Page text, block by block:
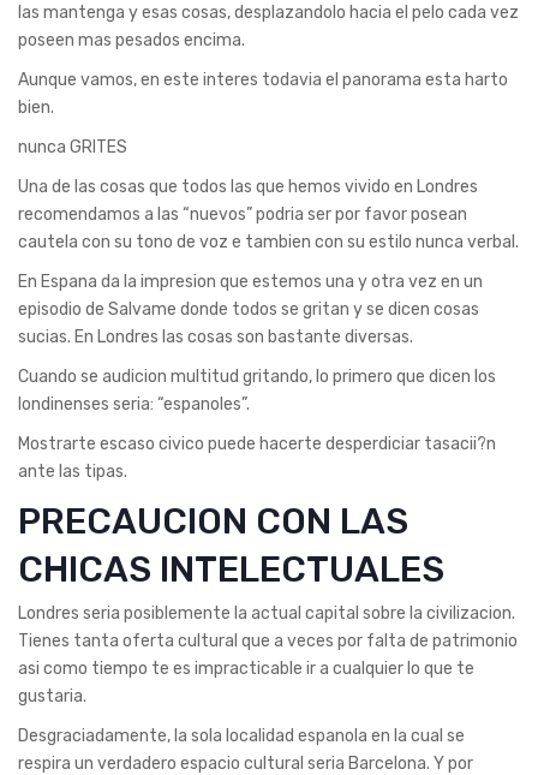
las mantenga y esas cosas, desplazandolo hacia el pelo cada vez
poseen mas pesados encima.
Aunque vamos, en este interes todavia el panorama esta harto
bien.
nunca GRITES
Una de las cosas que todos las que hemos vivido en Londres
recomendamos a las “nuevos” podri­a ser por favor posean
cautela con su tono de voz e tambien con su estilo nunca verbal.
En Espana da la impresion que estemos una y otra vez en un
episodio de Salvame donde todos se gritan y se dicen cosas
sucias. En Londres las cosas son bastante diversas.
Cuando se audicion multitud gritando, lo primero que dicen los
londinenses seri­a: “espanoles”.
Mostrarte escaso civico puede hacerte desperdiciar tasacii?n
ante las tipas.
PRECAUCION CON LAS
CHICAS INTELECTUALES
Londres seri­a posiblemente la actual capital sobre la civilizacion.
Tienes tanta oferta cultural que a veces por falta de patrimonio
asi­ como tiempo te es impracticable ir a cualquier lo que te
gustaria.
Desgraciadamente, la sola localidad espanola en la cual se
respira un verdadero espacio cultural seri­a Barcelona. Y por